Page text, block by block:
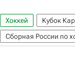
Хоккей Кубок
Сборная России по